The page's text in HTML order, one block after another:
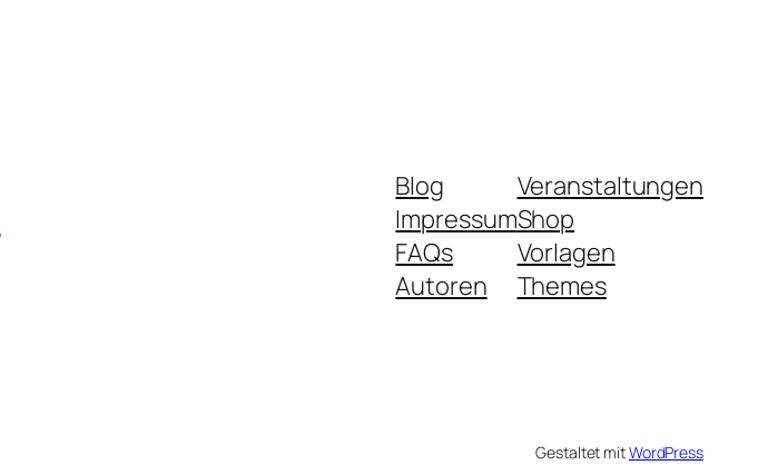
Blog
Impressum
FAQs
Autoren
Veranstaltungen
Shop
Vorlagen
Themes
Gestaltet mitWordPress